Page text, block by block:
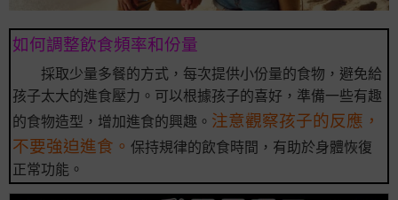
如何調整飲食頻率和份量
採取少量多餐的方式，每次提供小份量的食物，避免給
孩子太大的進食壓力。可以根據孩子的喜好，準備一些有趣
的食物造型，增加進食的興趣。 注意觀察孩子的反應，
不要強迫進食。 保持規律的飲食時間，有助於身體恢復
正常功能。